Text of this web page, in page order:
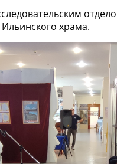
храма.